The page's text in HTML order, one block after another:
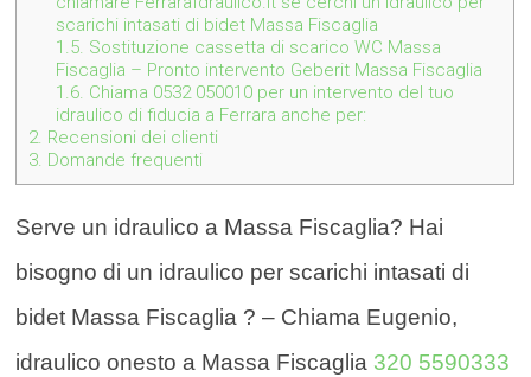
scarichi intasati di bidet Massa Fiscaglia
1.5. Sostituzione cassetta di scarico WC Massa
Fiscaglia – Pronto intervento Geberit Massa Fiscaglia
1.6. Chiama 0532 050010 per un intervento del tuo
idraulico di fiducia a Ferrara anche per:
2. Recensioni dei clienti
3. Domande frequenti
Serve un idraulico a Massa Fiscaglia? Hai
bisogno di un idraulico per scarichi intasati di
bidet Massa Fiscaglia ? – Chiama Eugenio,
idraulico onesto a Massa Fiscaglia 320 5590333